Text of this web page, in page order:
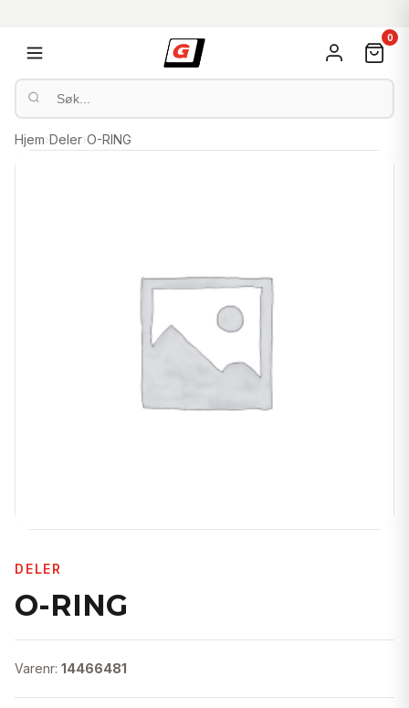
0
Hjem›Deler›O-RING
DELER
O-RING
Varenr: 14466481